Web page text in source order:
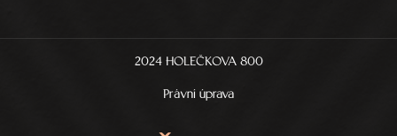
2024 HOLEČKOVA 800
Právní úprava